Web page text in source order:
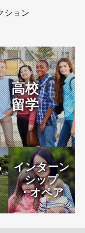
ション
高校
留学
インターン
シップ
・オペア